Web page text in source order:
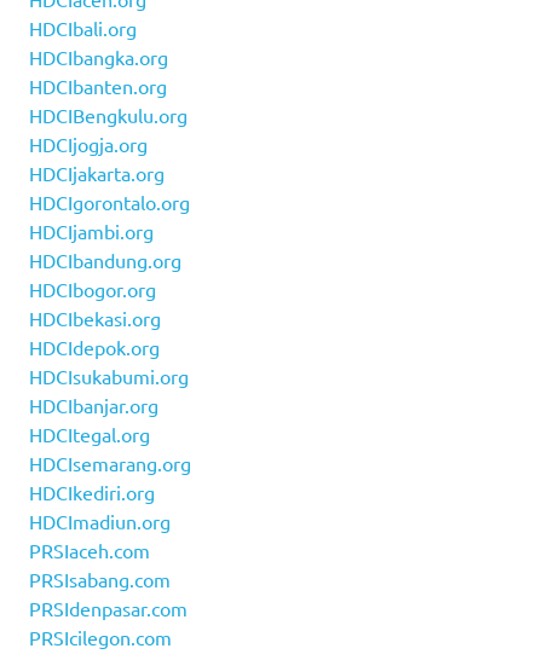
HDCIbali.org
HDCIbangka.org
HDCIbanten.org
HDCIBengkulu.org
HDCIjogja.org
HDCIjakarta.org
HDCIgorontalo.org
HDCIjambi.org
HDCIbandung.org
HDCIbogor.org
HDCIbekasi.org
HDCIdepok.org
HDCIsukabumi.org
HDCIbanjar.org
HDCItegal.org
HDCIsemarang.org
HDCIkediri.org
HDCImadiun.org
PRSIaceh.com
PRSIsabang.com
PRSIdenpasar.com
PRSIcilegon.com